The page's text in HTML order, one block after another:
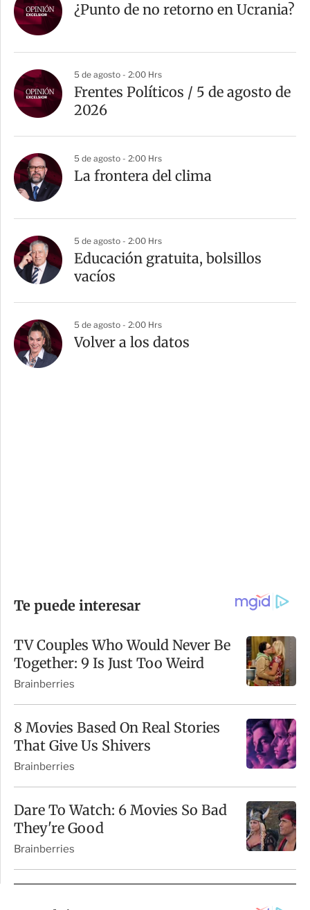
¿Punto de no retorno en Ucrania?
5 de agosto - 2:00 Hrs
Frentes Políticos / 5 de agosto de
2026
5 de agosto - 2:00 Hrs
La frontera del clima
5 de agosto - 2:00 Hrs
Educación gratuita, bolsillos
vacíos
5 de agosto - 2:00 Hrs
Volver a los datos